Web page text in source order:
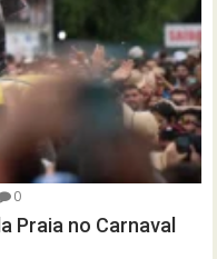
0
Praia no Carnaval